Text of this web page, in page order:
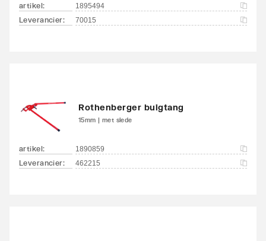
artikel: 1895494
Leverancier: 70015
Rothenberger buigtang
15mm | met slede
artikel: 1890859
Leverancier: 462215